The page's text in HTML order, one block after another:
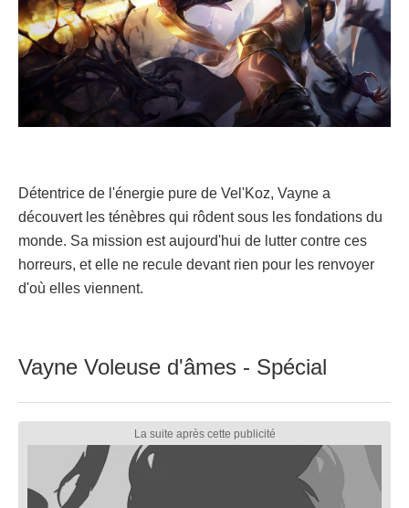
Détentrice de l'énergie pure de Vel'Koz, Vayne a
découvert les ténèbres qui rôdent sous les fondations du
monde. Sa mission est aujourd'hui de lutter contre ces
horreurs, et elle ne recule devant rien pour les renvoyer
d'où elles viennent.
Vayne Voleuse d'âmes - Spécial